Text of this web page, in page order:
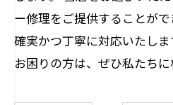
ー修理をご提供することが
確実かつ丁寧に対応いたし
お困りの方は、ぜひ私たちに